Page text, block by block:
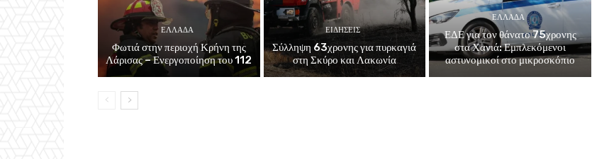
ΕΛΛΑΔΑ
Φωτιά στην περιοχή Κρήνη της
Λάρισας – Ενεργοποίηση του 112
ΕΙΔΗΣΕΙΣ
Σύλληψη 63χρονης για πυρκαγιά
στη Σκύρο και Λακωνία
ΕΛΛΑΔΑ
ΕΔΕ για τον θάνατο 75χρονης
στα Χανιά: Εμπλεκόμενοι
αστυνομικοί στο μικροσκόπιο